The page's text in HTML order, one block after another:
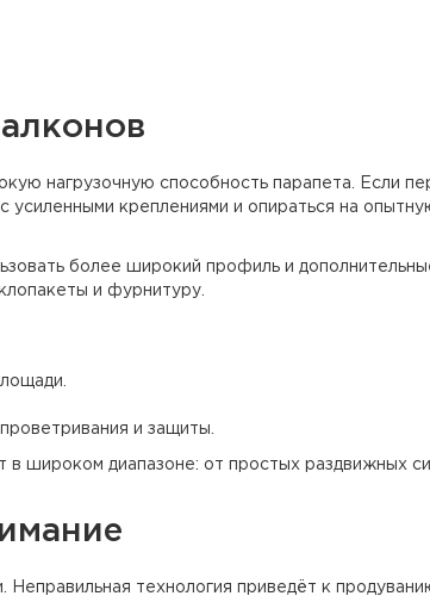
нагрузочную способность парапета. Если
креплениями и опираться на
более широкий профиль и
и фурнитуру.
и защиты.
широком диапазоне: от простых раздвижных
технология приведёт к